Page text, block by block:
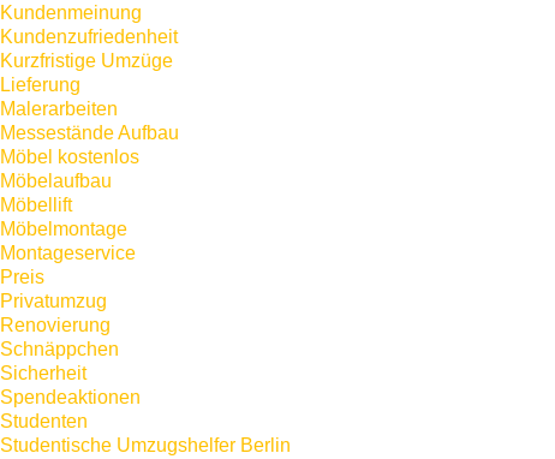
Kundenmeinung
Kundenzufriedenheit
Kurzfristige Umzüge
Lieferung
Malerarbeiten
Messestände Aufbau
Möbel kostenlos
Möbelaufbau
Möbellift
Möbelmontage
Montageservice
Preis
Privatumzug
Renovierung
Schnäppchen
Sicherheit
Spendeaktionen
Studenten
Studentische Umzugshelfer Berlin